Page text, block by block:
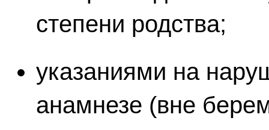
степени родства;
указаниями на
анамнезе (вне